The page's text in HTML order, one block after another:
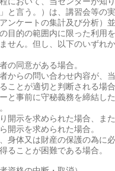
」と言う。）は、講習会等の
ンケートの集計及び分析）
目的の範囲内に限った利用
せん。但し、以下のいずれ
の同意がある場合。
からの問い合わせ内容が、
ことが適切と判断される場合
と事前に守秘義務を締結し
開示を求められた場合、ま
開示を求められた場合。
身体又は財産の保護の為に必
ることが困難である場合。